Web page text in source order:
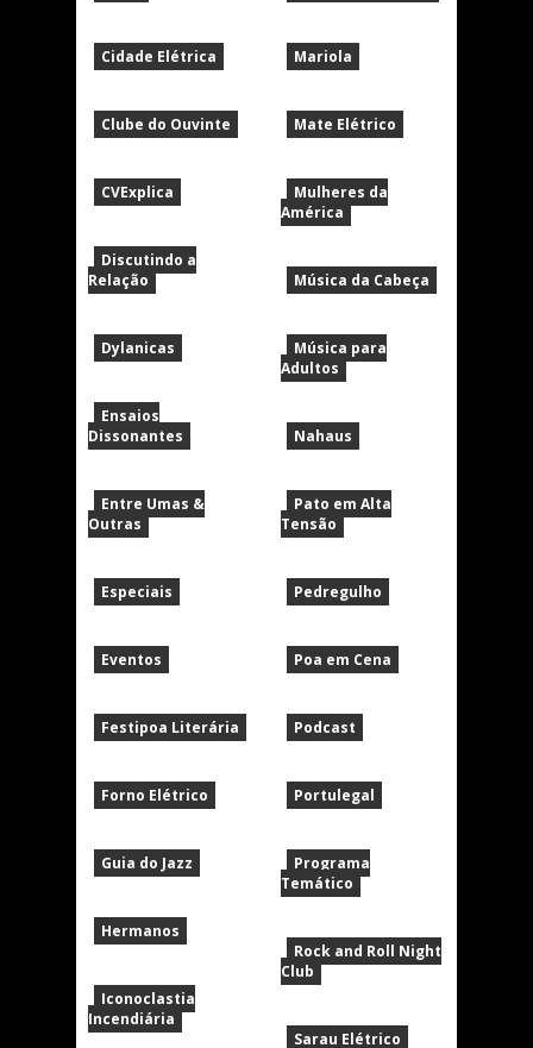
Cidade Elétrica
Clube do Ouvinte
CVExplica
Discutindo a
Relação
Dylanicas
Ensaios
Dissonantes
Entre Umas &
Outras
Especiais
Eventos
Festipoa Literária
Forno Elétrico
Guia do Jazz
Hermanos
Iconoclastia
Incendiária
Mariola
Mate Elétrico
Mulheres da
América
Música da Cabeça
Música para
Adultos
Nahaus
Pato em Alta
Tensão
Pedregulho
Poa em Cena
Podcast
Portulegal
Programa
Temático
Rock and Roll Night
Club
Sarau Elétrico